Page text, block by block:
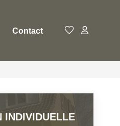
Contact
INDIVIDUELLE